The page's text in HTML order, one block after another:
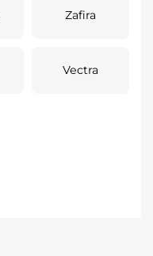
Zafira
Vectra